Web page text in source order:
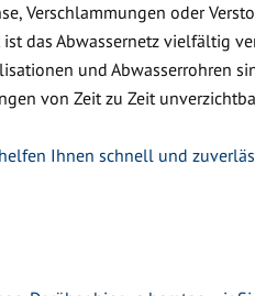
Verschlammungen oder
das Abwassernetz vielfältig
und Abwasserrohren
von Zeit zu Zeit
Ihnen schnell und